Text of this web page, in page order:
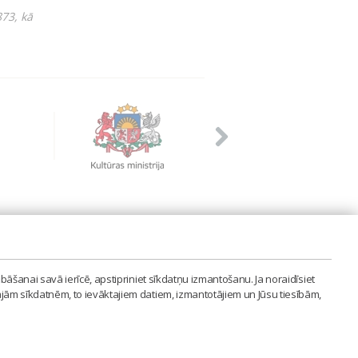
kā
savā ierīcē, apstipriniet sīkdatņu izmantošanu. Ja noraidīsiet
sīkdatnēm, to ievāktajiem datiem, izmantotājiem un Jūsu tiesībām,